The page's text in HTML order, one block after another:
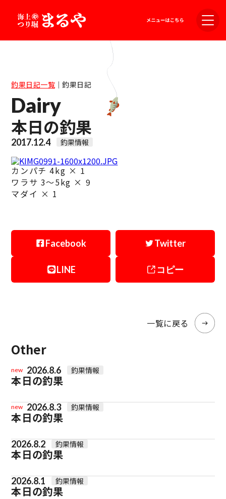
釣果日記一覧｜釣果日記
Dairy
本日の釣果
2017.12.4 釣果情報
カンパチ 4kg × 1
ワラサ 3～5kg × 9
マダイ × 1
Facebook Twitter
LINE コピー
一覧に戻る
Other
new 2026.8.6 釣果情報
本日の釣果
new 2026.8.3 釣果情報
本日の釣果
2026.8.2 釣果情報
本日の釣果
2026.8.1 釣果情報
本日の釣果